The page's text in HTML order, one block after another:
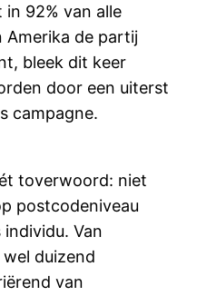
92% van alle
Amerika de partij
bleek dit keer
door een uiterst
campagne.
toverwoord: niet
postcodeniveau
Van
duizend
van